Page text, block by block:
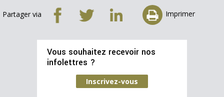
Partager via Imprimer
Vous souhaitez recevoir nos
infolettres ?
Inscrivez-vous